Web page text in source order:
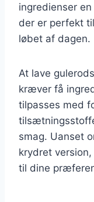
ingredienser
der er perfekt
løbet af dagen.
At lave
kræver få
tilpasses med
smag. Uanset
krydret
til dine